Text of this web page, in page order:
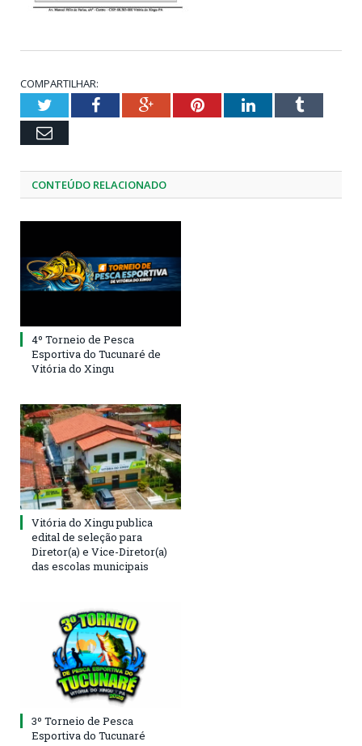
COMPARTILHAR:
TwitterFacebookGoogle+PinterestLinkedInTumblr
Email
CONTEÚDO RELACIONADO
4º Torneio de Pesca
Esportiva do Tucunaré de
Vitória do Xingu
Vitória do Xingu publica
edital de seleção para
Diretor(a) e Vice-Diretor(a)
das escolas municipais
3º Torneio de Pesca
Esportiva do Tucunaré